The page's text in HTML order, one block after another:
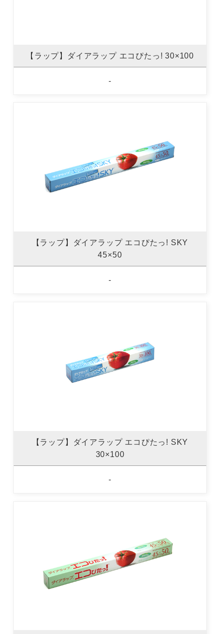
【ラップ】ダイアラップ エコぴたっ! 30×100
-
【ラップ】ダイアラップ エコぴたっ! SKY
45×50
-
【ラップ】ダイアラップ エコぴたっ! SKY
30×100
-